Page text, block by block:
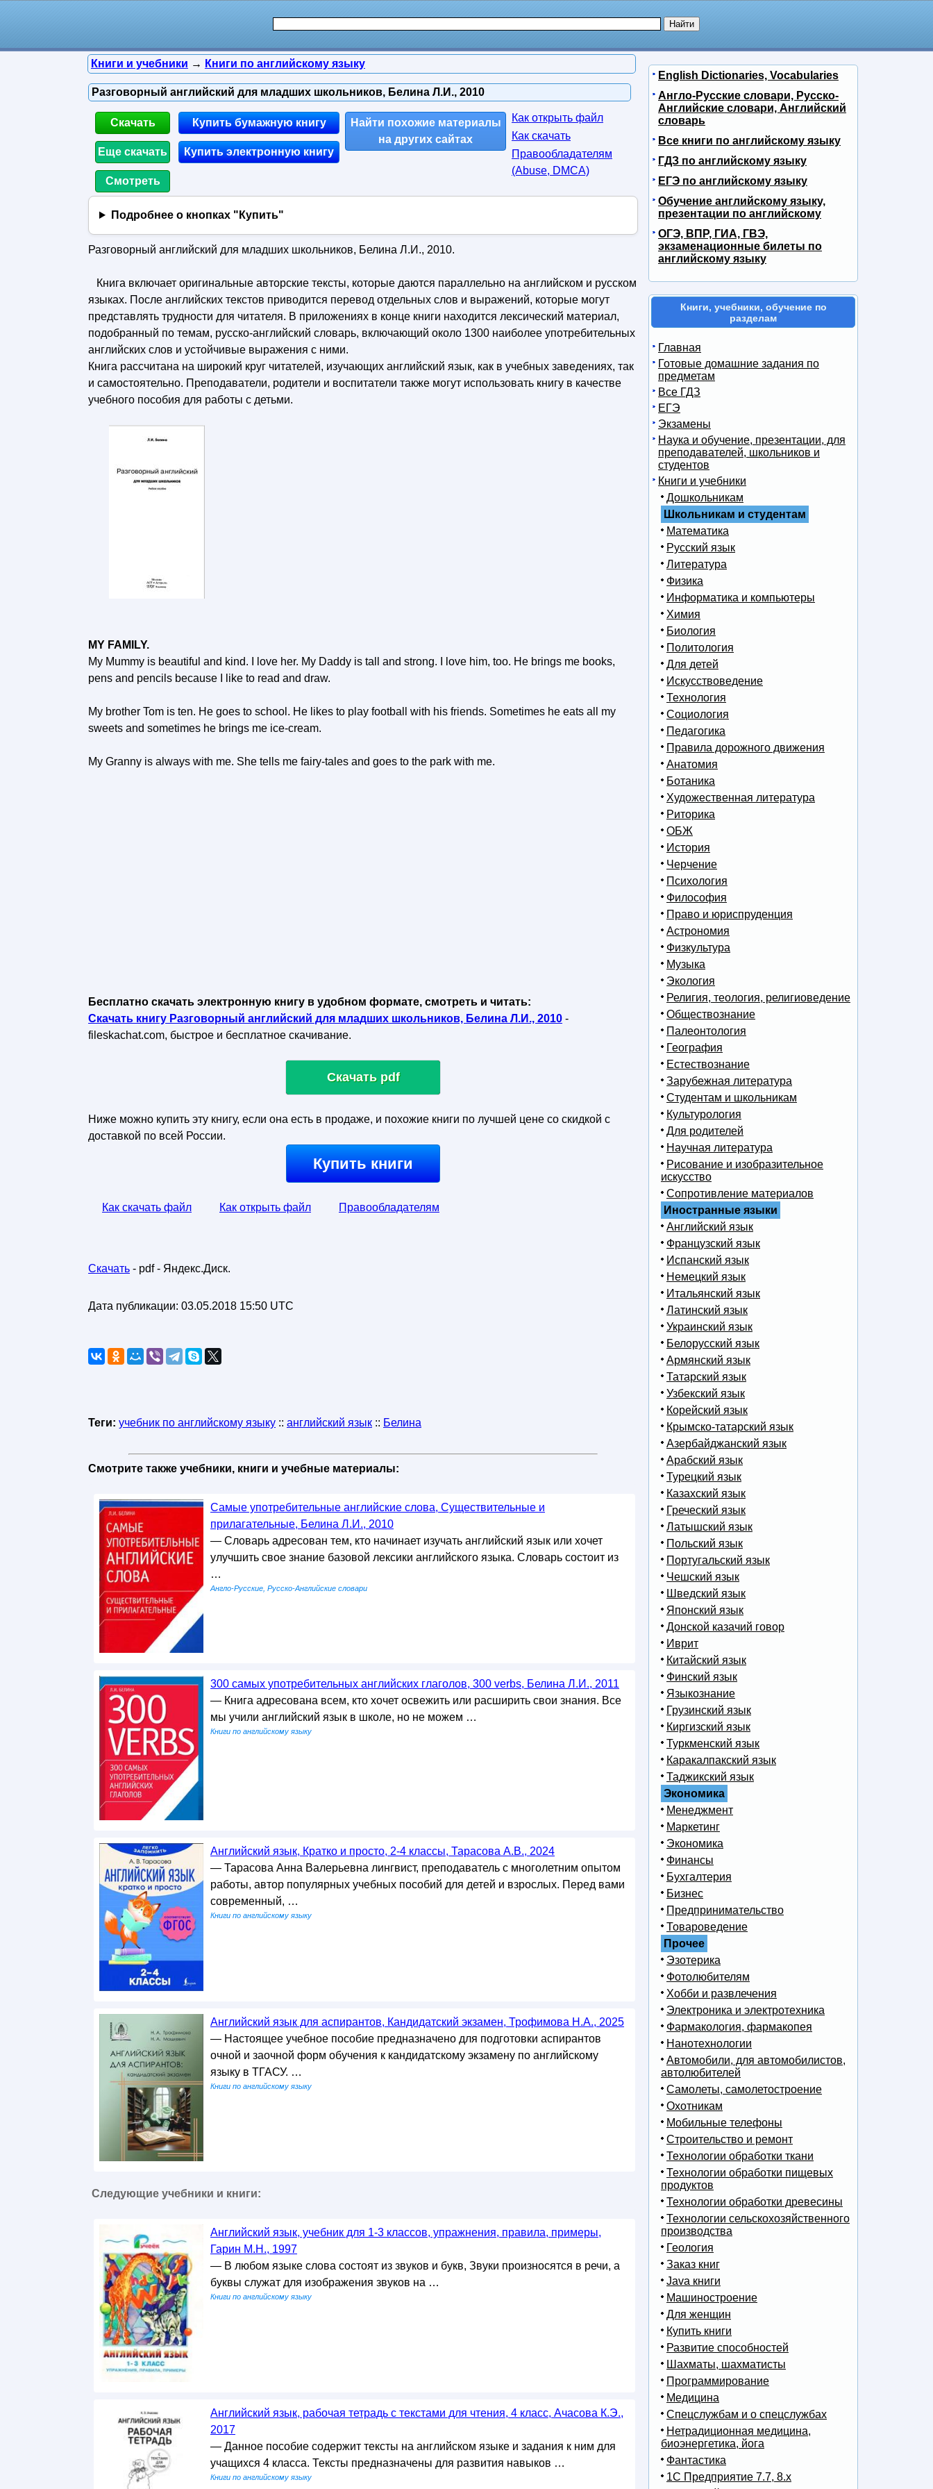
Книги и учебники → Книги по английскому языку
Разговорный английский для младших школьников, Белина Л.И., 2010
Скачать
Еще скачать
Смотреть
Купить бумажную книгу
Купить электронную книгу
Найти похожие материалы
на других сайтах
Как открыть файл
Как скачать
Правообладателям
(Abuse, DMСA)
Подробнее о кнопках "Купить"
Разговорный английский для младших школьников, Белина Л.И., 2010.
Книга включает оригинальные авторские тексты, которые даются параллельно на английском и русском
языках. После английских текстов приводится перевод отдельных слов и выражений, которые могут
представлять трудности для читателя. В приложениях в конце книги находится лексический материал,
подобранный по темам, русско-английский словарь, включающий около 1300 наиболее употребительных
английских слов и устойчивые выражения с ними.
Книга рассчитана на широкий круг читателей, изучающих английский язык, как в учебных заведениях, так
и самостоятельно. Преподаватели, родители и воспитатели также могут использовать книгу в качестве
учебного пособия для работы с детьми.
MY FAMILY.
My Mummy is beautiful and kind. I love her. My Daddy is tall and strong. I love him, too. He brings me books,
pens and pencils because I like to read and draw.
My brother Tom is ten. He goes to school. He likes to play football with his friends. Sometimes he eats all my
sweets and sometimes he brings me ice-cream.
My Granny is always with me. She tells me fairy-tales and goes to the park with me.
Бесплатно скачать электронную книгу в удобном формате, смотреть и читать:
Скачать книгу Разговорный английский для младших школьников, Белина Л.И., 2010 -
fileskachat.com, быстрое и бесплатное скачивание.
Скачать pdf
Ниже можно купить эту книгу, если она есть в продаже, и похожие книги по лучшей цене со скидкой с
доставкой по всей России.
Купить книги
Как скачать файл Как открыть файл Правообладателям
Скачать - pdf - Яндекс.Диск.
Дата публикации: 03.05.2018 15:50 UTC
Теги: учебник по английскому языку :: английский язык :: Белина
Смотрите также учебники, книги и учебные материалы:
Самые употребительные английские слова, Существительные и
прилагательные, Белина Л.И., 2010
— Словарь адресован тем, кто начинает изучать английский язык или хочет
улучшить свое знание базовой лексики английского языка. Словарь состоит из
…
Англо-Русские, Русско-Английские словари
300 самых употребительных английских глаголов, 300 verbs, Белина Л.И., 2011
— Книга адресована всем, кто хочет освежить или расширить свои знания. Все
мы учили английский язык в школе, но не можем …
Книги по английскому языку
Английский язык, Кратко и просто, 2-4 классы, Тарасова А.В., 2024
— Тарасова Анна Валерьевна лингвист, преподаватель с многолетним опытом
работы, автор популярных учебных пособий для детей и взрослых. Перед вами
современный, …
Книги по английскому языку
Английский язык для аспирантов, Кандидатский экзамен, Трофимова Н.А., 2025
— Настоящее учебное пособие предназначено для подготовки аспирантов
очной и заочной форм обучения к кандидатскому экзамену по английскому
языку в ТГАСУ. …
Книги по английскому языку
Следующие учебники и книги:
Английский язык, учебник для 1-3 классов, упражнения, правила, примеры,
Гарин М.Н., 1997
— В любом языке слова состоят из звуков и букв, Звуки произносятся в речи, а
буквы служат для изображения звуков на …
Книги по английскому языку
Английский язык, рабочая тетрадь с текстами для чтения, 4 класс, Ачасова К.Э.,
2017
— Данное пособие содержит тексты на английском языке и задания к ним для
учащихся 4 класса. Тексты предназначены для развития навыков …
Книги по английскому языку
English Dictionaries, Vocabularies
Англо-Русские словари, Русско-
Английские словари, Английский
словарь
Все книги по английскому языку
ГДЗ по английскому языку
ЕГЭ по английскому языку
Обучение английскому языку,
презентации по английскому
ОГЭ, ВПР, ГИА, ГВЭ,
экзаменационные билеты по
английскому языку
Книги, учебники, обучение по
разделам
Главная
Готовые домашние задания по
предметам
Все ГДЗ
ЕГЭ
Экзамены
Наука и обучение, презентации, для
преподавателей, школьников и
студентов
Книги и учебники
Дошкольникам
Школьникам и студентам
Математика
Русский язык
Литература
Физика
Информатика и компьютеры
Химия
Биология
Политология
Для детей
Искусствоведение
Технология
Социология
Педагогика
Правила дорожного движения
Анатомия
Ботаника
Художественная литература
Риторика
ОБЖ
История
Черчение
Психология
Философия
Право и юриспруденция
Астрономия
Физкультура
Музыка
Экология
Религия, теология, религиоведение
Обществознание
Палеонтология
География
Естествознание
Зарубежная литература
Студентам и школьникам
Культурология
Для родителей
Научная литература
Рисование и изобразительное
искусство
Сопротивление материалов
Иностранные языки
Английский язык
Французский язык
Испанский язык
Немецкий язык
Итальянский язык
Латинский язык
Украинский язык
Белорусский язык
Армянский язык
Татарский язык
Узбекский язык
Корейский язык
Крымско-татарский язык
Азербайджанский язык
Арабский язык
Турецкий язык
Казахский язык
Греческий язык
Латышский язык
Польский язык
Португальский язык
Чешский язык
Шведский язык
Японский язык
Донской казачий говор
Иврит
Китайский язык
Финский язык
Языкознание
Грузинский язык
Киргизский язык
Туркменский язык
Каракалпакский язык
Таджикский язык
Экономика
Менеджмент
Маркетинг
Экономика
Финансы
Бухгалтерия
Бизнес
Предпринимательство
Товароведение
Прочее
Эзотерика
Фотолюбителям
Хобби и развлечения
Электроника и электротехника
Фармакология, фармакопея
Нанотехнологии
Автомобили, для автомобилистов,
автолюбителей
Самолеты, самолетостроение
Охотникам
Мобильные телефоны
Строительство и ремонт
Технологии обработки ткани
Технологии обработки пищевых
продуктов
Технологии обработки древесины
Технологии сельскохозяйственного
производства
Геология
Заказ книг
Java книги
Машиностроение
Для женщин
Купить книги
Развитие способностей
Шахматы, шахматисты
Программирование
Медицина
Спецслужбам и о спецслужбах
Нетрадиционная медицина,
биоэнергетика, йога
Фантастика
1С Предприятие 7.7, 8.x